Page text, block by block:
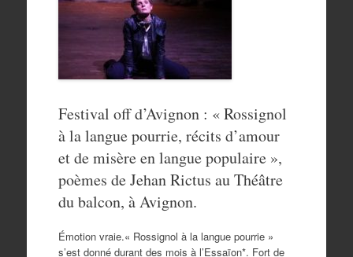
Festival off d’Avignon : « Rossignol
à la langue pourrie, récits d’amour
et de misère en langue populaire »,
poèmes de Jehan Rictus au Théâtre
du balcon, à Avignon.
Émotion vraie.« Rossignol à la langue pourrie »
s’est donné durant des mois à l’Essaïon*. Fort de